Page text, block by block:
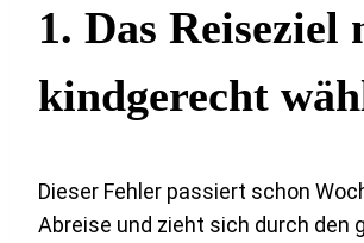
1. Das Reiseziel
kindgerecht
Dieser Fehler passiert schon
Abreise und zieht sich durch den